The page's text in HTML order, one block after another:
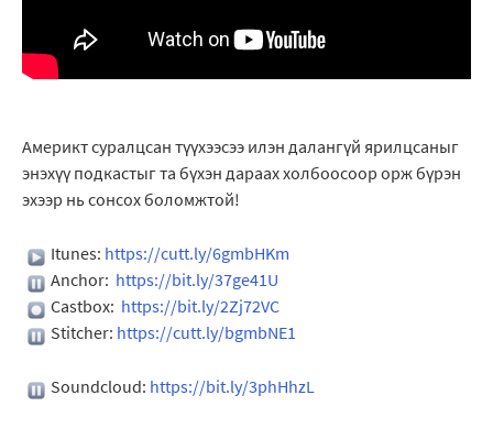
Америкт суралцсан түүхээсээ илэн далангүй ярилцсаныг
энэхүү подкастыг та бүхэн дараах холбоосоор орж бүрэн
эхээр нь сонсох боломжтой!
Itunes: https://cutt.ly/6gmbHKm
Anchor: https://bit.ly/37ge41U
Castbox: https://bit.ly/2Zj72VC
Stitcher: https://cutt.ly/bgmbNE1
Soundcloud: https://bit.ly/3phHhzL